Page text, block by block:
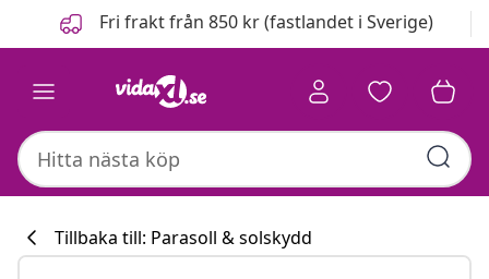
FöregåendeFri frakt från 850 kr (fastlandet i Sverige)
Tillbaka till: Parasoll & solskydd